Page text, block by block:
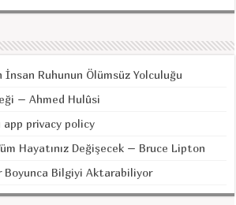
İnsan Ruhunun Ölümsüz Yolculuğu
– Ahmed Hulûsi
app privacy policy
Hayatınız Değişecek – Bruce Lipton
Bilgiyi Aktarabiliyor